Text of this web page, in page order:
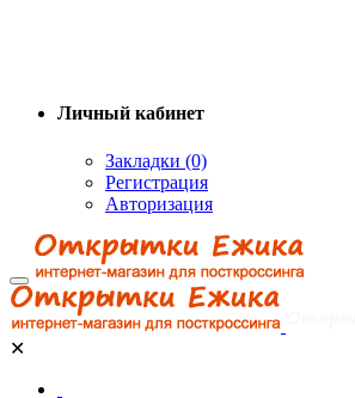
Личный кабинет
Закладки (0)
Регистрация
Авторизация
✕